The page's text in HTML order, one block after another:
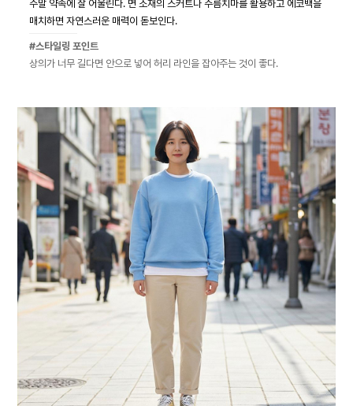
주말 약속에 잘 어울린다. 면 소재의 스커트나 주름치마를 활용하고 에코백을
매치하면 자연스러운 매력이 돋보인다.
#스타일링 포인트
상의가 너무 길다면 안으로 넣어 허리 라인을 잡아주는 것이 좋다.